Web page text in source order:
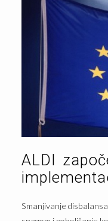
ALDI
Smanjivanje